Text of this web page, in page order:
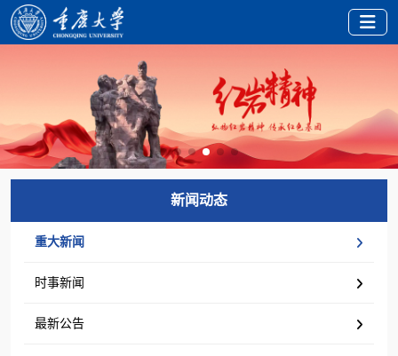
新闻动态
重大新闻
时事新闻
最新公告